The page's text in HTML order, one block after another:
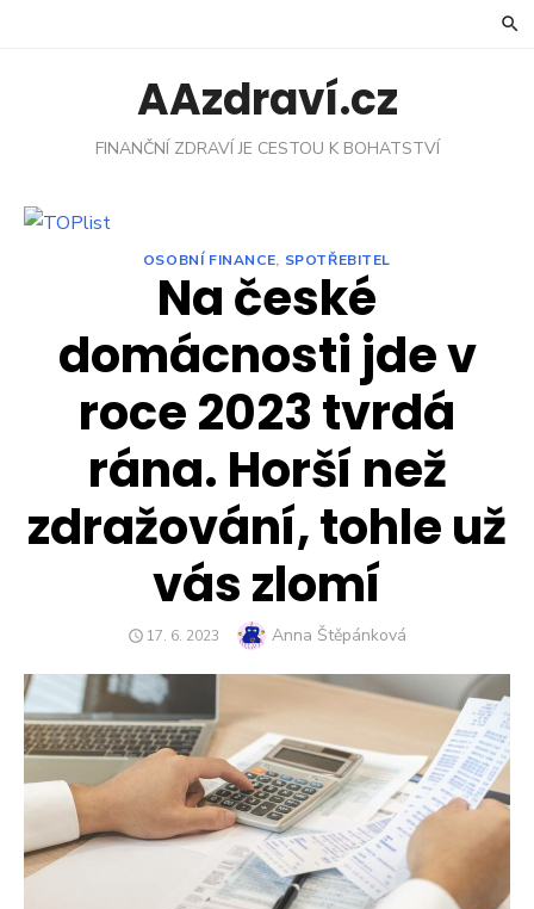
AAzdraví.cz
FINANČNÍ ZDRAVÍ JE CESTOU K BOHATSTVÍ
OSOBNÍ FINANCE, SPOTŘEBITEL
Na české
domácnosti jde v
roce 2023 tvrdá
rána. Horší než
zdražování, tohle už
vás zlomí
POSTED
17. 6. 2023 Author
Anna Štěpánková